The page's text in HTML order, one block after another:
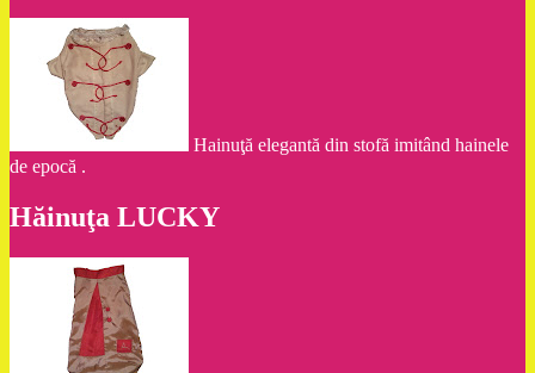
Hainuţă elegantă din stofă imitând hainele
de epocă .
Hăinuţa LUCKY